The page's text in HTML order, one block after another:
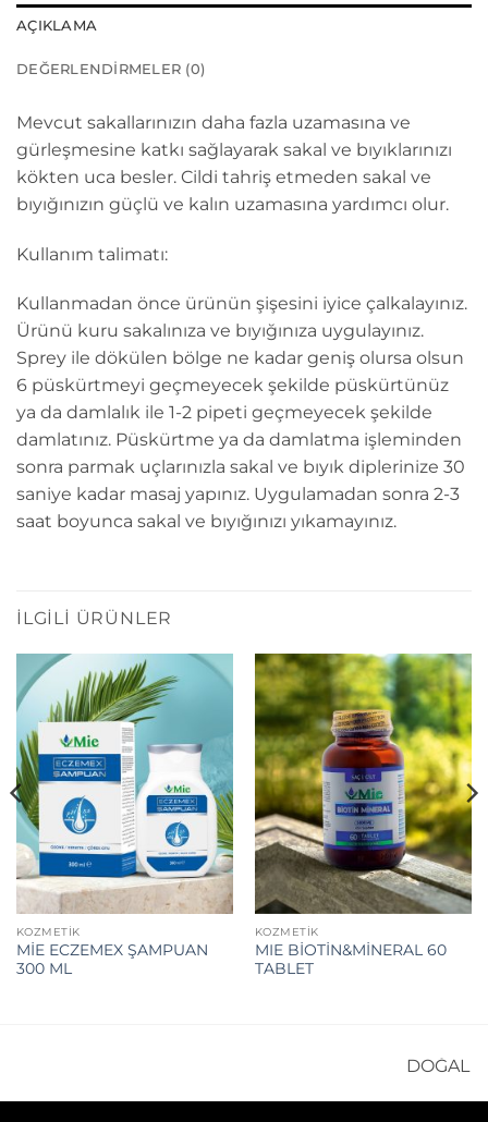
AÇIKLAMA
DEĞERLENDIRMELER (0)
Mevcut sakallarınızın daha fazla uzamasına ve
gürleşmesine katkı sağlayarak sakal ve bıyıklarınızı
kökten uca besler. Cildi tahriş etmeden sakal ve
bıyığınızın güçlü ve kalın uzamasına yardımcı olur.
Kullanım talimatı:
Kullanmadan önce ürünün şişesini iyice çalkalayınız.
Ürünü kuru sakalınıza ve bıyığınıza uygulayınız.
Sprey ile dökülen bölge ne kadar geniş olursa olsun
6 püskürtmeyi geçmeyecek şekilde püskürtünüz
ya da damlalık ile 1-2 pipeti geçmeyecek şekilde
damlatınız. Püskürtme ya da damlatma işleminden
sonra parmak uçlarınızla sakal ve bıyık diplerinize 30
saniye kadar masaj yapınız. Uygulamadan sonra 2-3
saat boyunca sakal ve bıyığınızı yıkamayınız.
İLGILI ÜRÜNLER
KOZMETİK
MİE ECZEMEX ŞAMPUAN
300 ML
KOZMETİK
MIE BİOTİN&MİNERAL 60
TABLET
DOĞAL